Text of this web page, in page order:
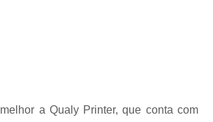
Cordinha
Cordinha para
Cordão Crachá
Cordão para Crachá
a Qualy Printer, que conta com